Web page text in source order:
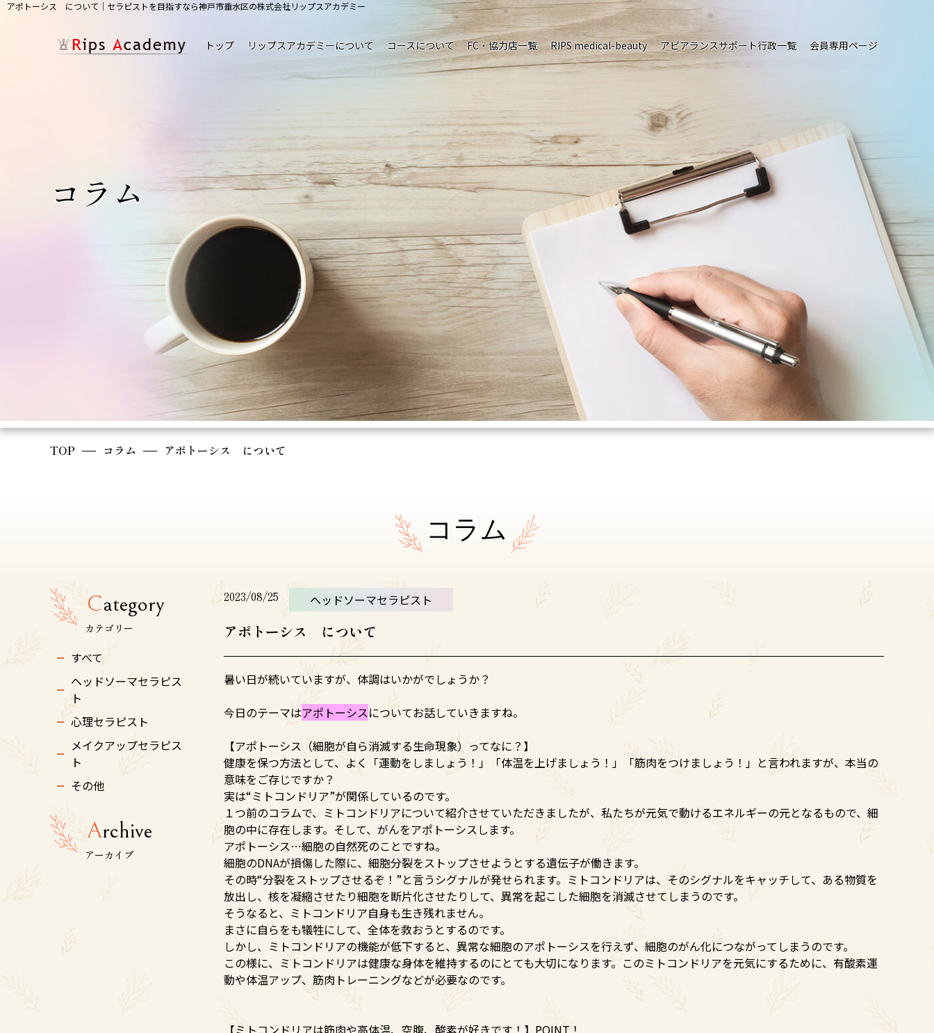
アポトーシス について｜セラピストを目指すなら神戸市垂水区の株式会社リップスアカデミー
トップ リップスアカデミーについて コースについて FC・協力店一覧 RIPS medical-beauty アピアランスサポート行政一覧 会員専用ページ
コラム
TOP コラム アポトーシス について
コラム
2023/08/25 ヘッドソーマセラピスト
アポトーシス について
暑い日が続いていますが、体調はいかがでしょうか？
今日のテーマはアポトーシスについてお話していきますね。
【アポトーシス（細胞が自ら消滅する生命現象）ってなに？】
健康を保つ方法として、よく「運動をしましょう！」「体温を上げましょう！」「筋肉をつけましょう！」と言われますが、本当の
意味をご存じですか？
実は“ミトコンドリア”が関係しているのです。
１つ前のコラムで、ミトコンドリアについて紹介させていただきましたが、私たちが元気で動けるエネルギーの元となるもので、細
胞の中に存在します。そして、がんをアポトーシスします。
アポトーシス…細胞の自然死のことですね。
細胞のDNAが損傷した際に、細胞分裂をストップさせようとする遺伝子が働きます。
その時“分裂をストップさせるぞ！”と言うシグナルが発せられます。ミトコンドリアは、そのシグナルをキャッチして、ある物質を
放出し、核を凝縮させたり細胞を断片化させたりして、異常を起こした細胞を消滅させてしまうのです。
そうなると、ミトコンドリア自身も生き残れません。
まさに自らをも犠牲にして、全体を救おうとするのです。
しかし、ミトコンドリアの機能が低下すると、異常な細胞のアポトーシスを行えず、細胞のがん化につながってしまうのです。
この様に、ミトコンドリアは健康な身体を維持するのにとても大切になります。このミトコンドリアを元気にするために、有酸素運
動や体温アップ、筋肉トレーニングなどが必要なのです。
【ミトコンドリアは筋肉や高体温、空腹、酸素が好きです！】POINT！
Category
カテゴリー
すべて
ヘッドソーマセラピス
ト
心理セラピスト
メイクアップセラピス
ト
その他
Archive
アーカイブ